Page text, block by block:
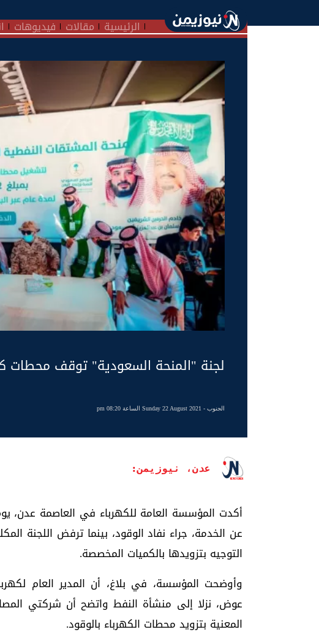
الرئيسية مقالات فيديوهات
لجنة "المنحة السعودية" توقف محطات
الجنوب- Sunday 22 August 2021 الساعة 08:20 pm
عدن، نيوزيمن:
أكدت المؤسسة العامة للكهرباء في العاصمة عدن،
عن الخدمة، جراء نفاد الوقود، بينما ترفض اللجنة
التوجيه بتزويدها بالكميات المخصصة.
وأوضحت المؤسسة، في بلاغ، أن المدير العام
عوض، نزلا إلى منشأة النفط واتضح أن شركتي
المعنية بتزويد محطات الكهرباء بالوقود.